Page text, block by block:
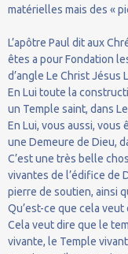
matérielles mais des «
L’apôtre Paul dit aux
êtes a pour Fondation
d’angle Le Christ Jésus
En Lui toute la
un Temple saint, dans
En Lui, vous aussi,
une Demeure de Dieu,
C’est une très belle
vivantes de l’édifice de
pierre de soutien, ainsi
Qu’est-ce que cela veut
Cela veut dire que le
vivante, le Temple